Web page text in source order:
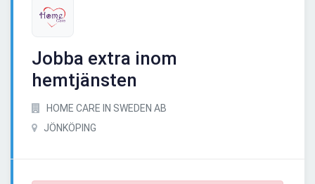
Jobba extra inom
hemtjänsten
HOME CARE IN SWEDEN AB
JÖNKÖPING